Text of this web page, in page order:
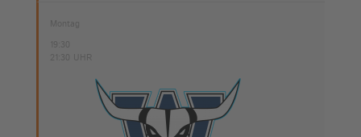
21:30 UHR